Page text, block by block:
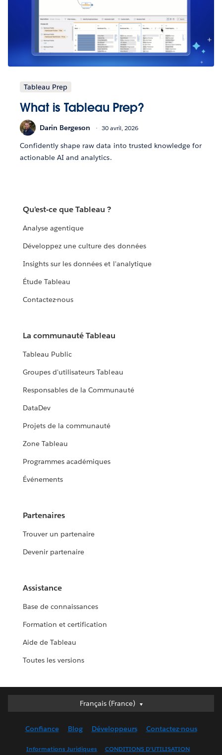
Tableau Prep
What is Tableau Prep?
Darin Bergeson 30 avril, 2026
Confidently shape raw data into trusted knowledge for
actionable AI and analytics.
Qu'est-ce que Tableau ?
Analyse agentique
Développez une culture des données
Insights sur les données et l'analytique
Étude Tableau
Contactez-nous
La communauté Tableau
Tableau Public
Groupes d'utilisateurs Tableau
Responsables de la Communauté
DataDev
Projets de la communauté
Zone Tableau
Programmes académiques
Événements
Partenaires
Trouver un partenaire
Devenir partenaire
Assistance
Base de connaissances
Formation et certification
Aide de Tableau
Toutes les versions
Français (France)
Français (France)
English (UK)
Confiance Blog Développeurs Contactez-nous
Informations Juridiques CONDITIONS D'UTILISATION